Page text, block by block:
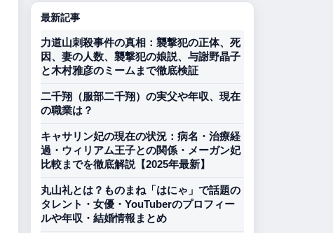
最新記事
力道山刺殺事件の真相：襲撃犯の正体、死
因、妻の人数、襲撃犯の娘説、与謝野晶子
と木村雅彦のミームまで徹底検証
二千翔（服部二千翔）の実父や年収、現在
の職業は？
キャサリン妃の現在の状況：病名・治療経
過・ウィリアム王子との関係・メーガン妃
比較までを徹底解説【2025年最新】
丸山礼とは？ものまね「はにゃ」で話題の
タレント・女優・YouTuberのプロフィー
ルや年収・結婚情報まとめ